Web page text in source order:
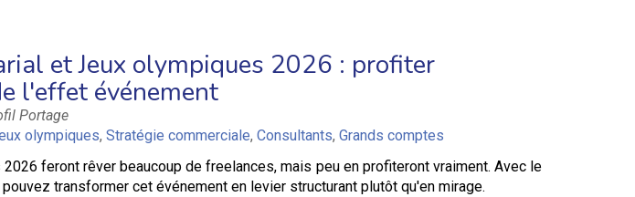
et Jeux olympiques 2026 : profiter
l'effet événement
Portage
olympiques, Stratégie commerciale, Consultants, Grands comptes
feront rêver beaucoup de freelances, mais peu en profiteront vraiment. Avec le
transformer cet événement en levier structurant plutôt qu'en mirage.